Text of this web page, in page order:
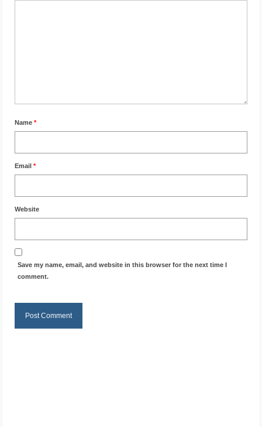
Name *
Email *
Website
Save my name, email, and website in this browser for the next time I
comment.